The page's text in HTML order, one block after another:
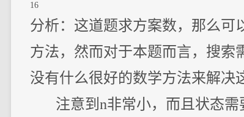
16
分析：这道题求方案数，那么可
方法，然而对于本题而言，搜索
没有什么很好的数学方法来解决
注意到n非常小，而且状态需